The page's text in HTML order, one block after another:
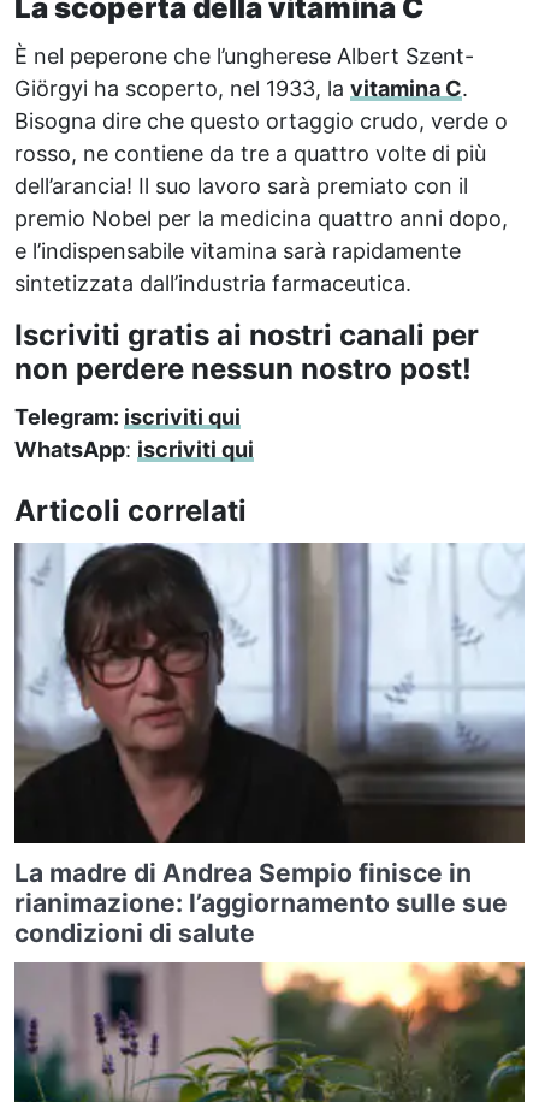
La scoperta della vitamina C
È nel peperone che l’ungherese Albert Szent-
Giörgyi ha scoperto, nel 1933, la vitamina C.
Bisogna dire che questo ortaggio crudo, verde o
rosso, ne contiene da tre a quattro volte di più
dell’arancia! Il suo lavoro sarà premiato con il
premio Nobel per la medicina quattro anni dopo,
e l’indispensabile vitamina sarà rapidamente
sintetizzata dall’industria farmaceutica.
Iscriviti gratis ai nostri canali per
non perdere nessun nostro post!
Telegram: iscriviti qui
WhatsApp: iscriviti qui
Articoli correlati
La madre di Andrea Sempio finisce in
rianimazione: l’aggiornamento sulle sue
condizioni di salute